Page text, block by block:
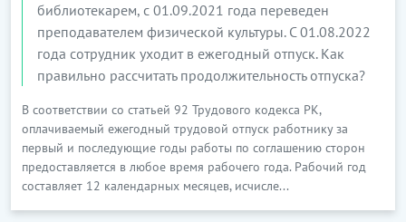
библиотекарем, с 01.09.2021 года переведен
преподавателем физической культуры. С 01.08.2022
года сотрудник уходит в ежегодный отпуск. Как
правильно рассчитать продолжительность отпуска?
В соответствии со статьей 92 Трудового кодекса РК,
оплачиваемый ежегодный трудовой отпуск работнику за
первый и последующие годы работы по соглашению сторон
предоставляется в любое время рабочего года. Рабочий год
составляет 12 календарных месяцев, исчисле...